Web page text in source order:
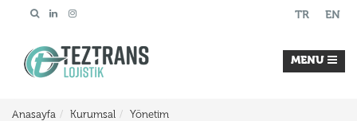
TR EN
MENU
Yönetim
Kurumsal
Anasayfa